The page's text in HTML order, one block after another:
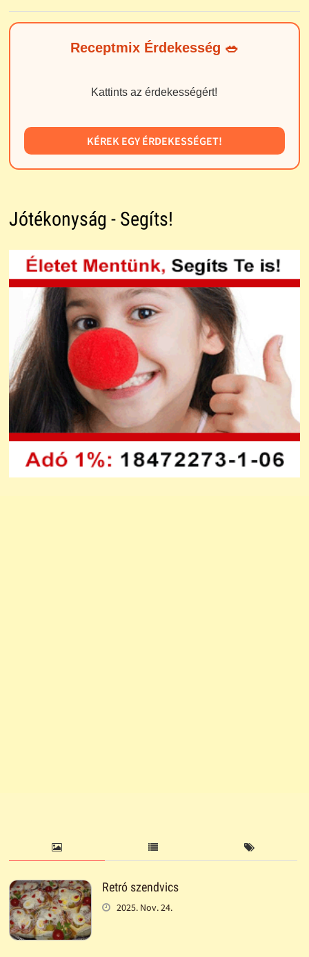
Receptmix Érdekesség 🥗
Kattints az érdekességért!
KÉREK EGY ÉRDEKESSÉGET!
Jótékonyság - Segíts!
Retró szendvics
2025. Nov. 24.